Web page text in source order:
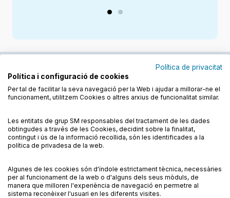
Condicions de compra
Condicions d’ús
Política de cookies
Política de privadesa
FAQs
Política de privacitat
Política i configuració de cookies
Per tal de facilitar la seva navegació per la Web i ajudar a millorar-ne el
funcionament, utilitzem Cookies o altres arxius de funcionalitat similar.
Les entitats de grup SM responsables del tractament de les dades
obtingudes a través de les Cookies, decidint sobre la finalitat,
contingut i ús de la informació recollida, són les identificades a la
política de privadesa de la web.
Algunes de les cookies són d'índole estrictament tècnica, necessàries
per al funcionament de la web o d'alguns dels seus mòduls, de
manera que milloren l'experiència de navegació en permetre al
sistema reconèixer l'usuari en les diferents visites.